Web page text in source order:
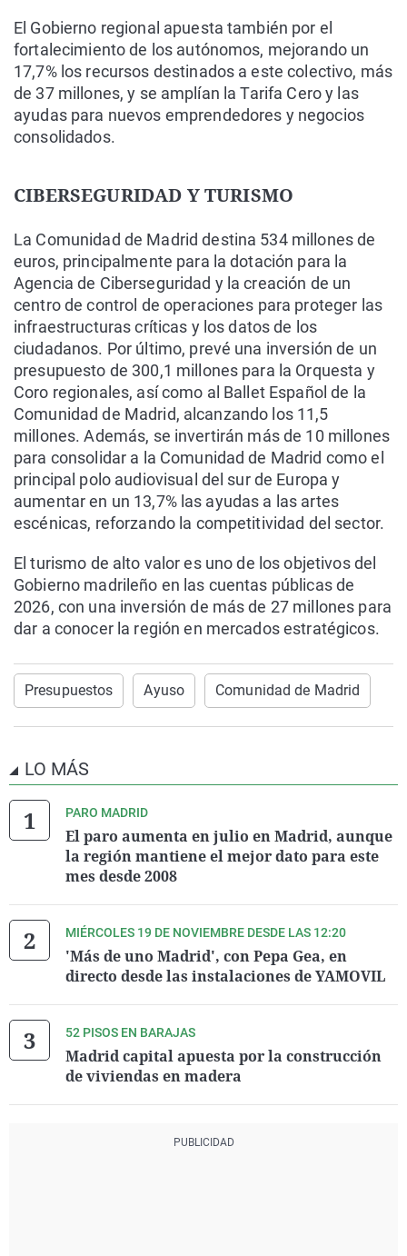
El Gobierno regional apuesta también por el
fortalecimiento de los autónomos, mejorando un
17,7% los recursos destinados a este colectivo, más
de 37 millones, y se amplían la Tarifa Cero y las
ayudas para nuevos emprendedores y negocios
consolidados.
CIBERSEGURIDAD Y TURISMO
La Comunidad de Madrid destina 534 millones de
euros, principalmente para la dotación para la
Agencia de Ciberseguridad y la creación de un
centro de control de operaciones para proteger las
infraestructuras críticas y los datos de los
ciudadanos. Por último, prevé una inversión de un
presupuesto de 300,1 millones para la Orquesta y
Coro regionales, así como al Ballet Español de la
Comunidad de Madrid, alcanzando los 11,5
millones. Además, se invertirán más de 10 millones
para consolidar a la Comunidad de Madrid como el
principal polo audiovisual del sur de Europa y
aumentar en un 13,7% las ayudas a las artes
escénicas, reforzando la competitividad del sector.
El turismo de alto valor es uno de los objetivos del
Gobierno madrileño en las cuentas públicas de
2026, con una inversión de más de 27 millones para
dar a conocer la región en mercados estratégicos.
Presupuestos Ayuso Comunidad de Madrid
LO MÁS
PARO MADRID
El paro aumenta en julio en Madrid, aunque
la región mantiene el mejor dato para este
mes desde 2008
MIÉRCOLES 19 DE NOVIEMBRE DESDE LAS 12:20
'Más de uno Madrid', con Pepa Gea, en
directo desde las instalaciones de YAMOVIL
52 PISOS EN BARAJAS
Madrid capital apuesta por la construcción
de viviendas en madera